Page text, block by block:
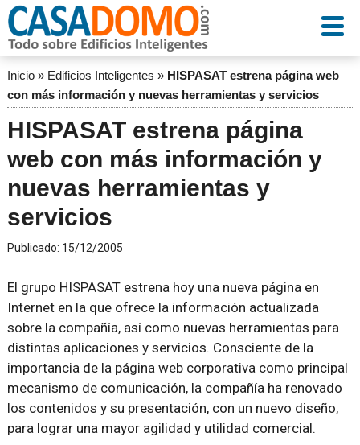
Inicio» Edificios Inteligentes » HISPASAT estrena página web
con más información y nuevas herramientas y servicios
HISPASAT estrena página
web con más información y
nuevas herramientas y
servicios
Publicado: 15/12/2005
El grupo HISPASAT estrena hoy una nueva página en
Internet en la que ofrece la información actualizada
sobre la compañía, así como nuevas herramientas para
distintas aplicaciones y servicios. Consciente de la
importancia de la página web corporativa como principal
mecanismo de comunicación, la compañía ha renovado
los contenidos y su presentación, con un nuevo diseño,
para lograr una mayor agilidad y utilidad comercial.